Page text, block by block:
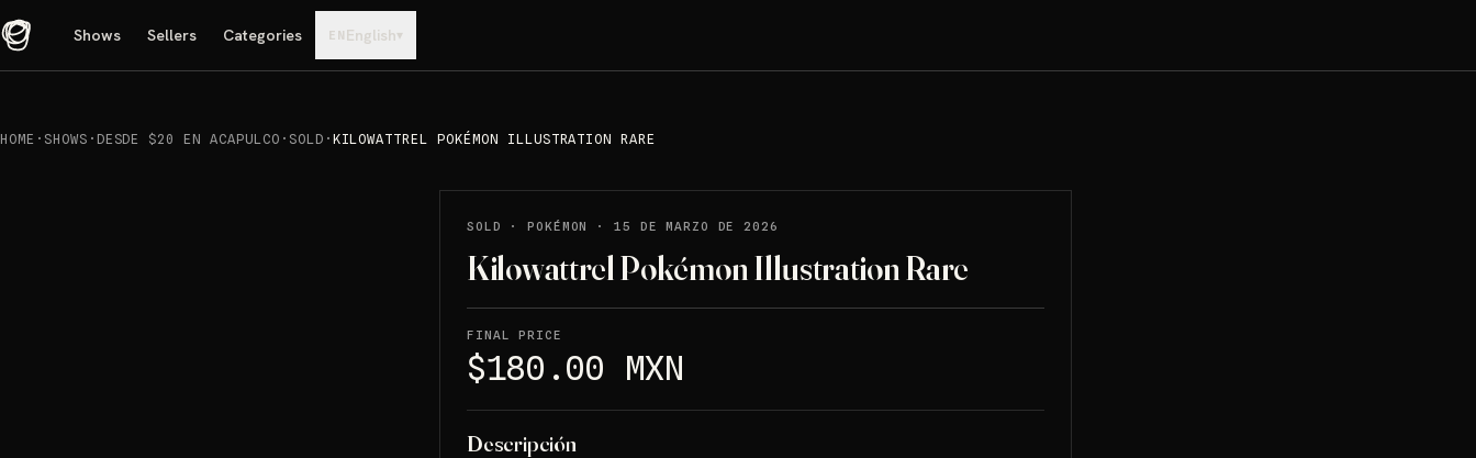
Shows Sellers Categories EN English▾
HOME · SHOWS · DESDE $20 EN ACAPULCO · SOLD · KILOWATTREL POKÉMON ILLUSTRATION RARE
SOLD ·POKÉMON · 15 DE MARZO DE 2026
Kilowattrel Pokémon Illustration Rare
FINAL PRICE
$180.00 MXN
Descripción